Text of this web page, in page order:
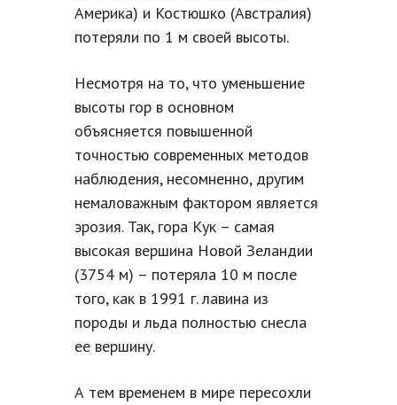
Америка) и Костюшко (Австралия)
потеряли по 1 м своей высоты.
Несмотря на то, что уменьшение
высоты гор в основном
объясняется повышенной
точностью современных методов
наблюдения, несомненно, другим
немаловажным фактором является
эрозия. Так, гора Кук – самая
высокая вершина Новой Зеландии
(3754 м) – потеряла 10 м после
того, как в 1991 г. лавина из
породы и льда полностью снесла
ее вершину.
А тем временем в мире пересохли